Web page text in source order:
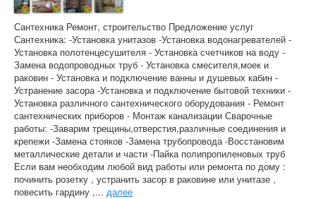
Сантехника Ремонт, строительство Предложение услуг
Сантехника: -Установка унитазов -Установка водонагревателей -
Установка полотенцесушителя - Установка счетчиков на воду -
Замена водопроводных труб - Установка смесителя,моек и
раковин - Установка и подключение ванны и душевых кабин -
Устранение засора -Установка и подключение бытовой техники -
Установка различного сантехнического оборудования - Ремонт
сантехнических приборов - Монтаж канализации Сварочные
работы: -Заварим трещины,отверстия,различные соединения и
крепежи -Замена стояков -Замена трубопровода -Восстановим
металлические детали и части -Пайка полипропиленовых труб
Если вам необходим любой вид работы или ремонта по дому :
починить розетку , устранить засор в раковине или унитазе ,
повесить гардину ,... далее